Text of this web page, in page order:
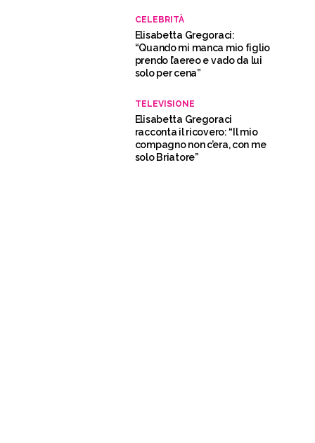
CELEBRITÀ
Elisabetta Gregoraci:
“Quando mi manca mio figlio
prendo l’aereo e vado da lui
solo per cena”
TELEVISIONE
Elisabetta Gregoraci
racconta il ricovero: “Il mio
compagno non c’era, con me
solo Briatore”